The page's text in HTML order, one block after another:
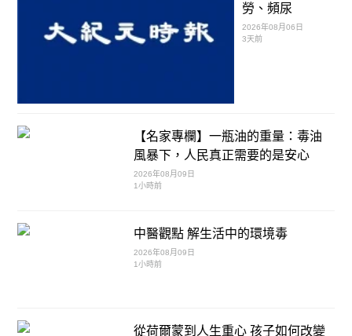
勞、頻尿
2026年08月06日
3天前
【名家專欄】一瓶油的重量：毒油
風暴下，人民真正需要的是安心
2026年08月09日
1小時前
中醫觀點 解生活中的環境毒
2026年08月09日
1小時前
從荷爾蒙到人生重心 孩子如何改變